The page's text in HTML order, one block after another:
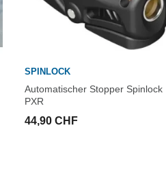
SPINLOCK
Automatischer Stopper Spinlock
PXR
44,90 CHF